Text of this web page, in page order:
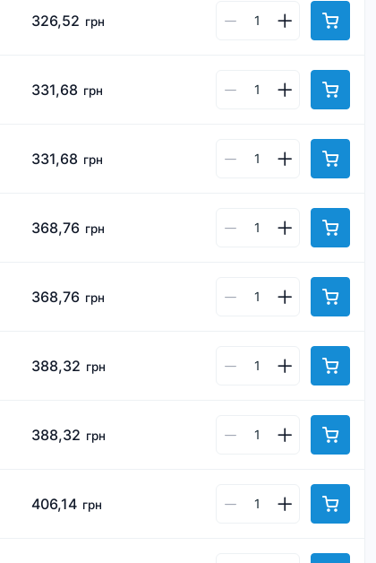
326,52 грн
331,68 грн
331,68 грн
368,76 грн
368,76 грн
388,32 грн
388,32 грн
406,14 грн